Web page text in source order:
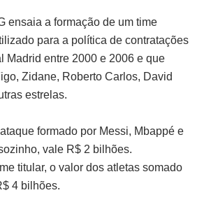
ensaia a formação de um time
para a política de contratações
Madrid entre 2000 e 2006 e que
Zidane, Roberto Carlos, David
estrelas.
formado por Messi, Mbappé e
vale R$ 2 bilhões.
titular, o valor dos atletas somado
4 bilhões.